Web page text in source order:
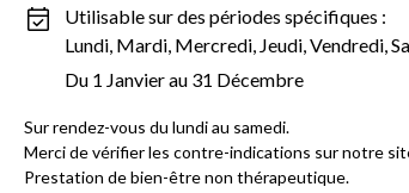
Utilisable sur des périodes spécifiques :
Lundi, Mardi, Mercredi, Jeudi, Vendredi,
Du 1 Janvier au 31 Décembre
Sur rendez-vous du lundi au samedi.
Merci de vérifier les contre-indications sur notre
Prestation de bien-être non thérapeutique.